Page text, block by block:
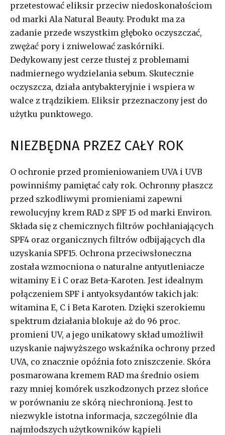
przetestować eliksir przeciw niedoskonałościom
od marki Ala Natural Beauty. Produkt ma za
zadanie przede wszystkim głęboko oczyszczać,
zwężać pory i zniwelować zaskórniki.
Dedykowany jest cerze tłustej z problemami
nadmiernego wydzielania sebum. Skutecznie
oczyszcza, działa antybakteryjnie i wspiera w
walce z trądzikiem. Eliksir przeznaczony jest do
użytku punktowego.
NIEZBĘDNA PRZEZ CAŁY ROK
O ochronie przed promieniowaniem UVA i UVB
powinniśmy pamiętać cały rok. Ochronny płaszcz
przed szkodliwymi promieniami zapewni
rewolucyjny krem RAD z SPF 15 od marki Environ.
Składa się z chemicznych filtrów pochłaniających
SPF4 oraz organicznych filtrów odbijających dla
uzyskania SPF15. Ochrona przeciwsłoneczna
została wzmocniona o naturalne antyutleniacze
witaminy E i C oraz Beta-Karoten. Jest idealnym
połączeniem SPF i antyoksydantów takich jak:
witamina E, C i Beta Karoten. Dzięki szerokiemu
spektrum działania blokuje aż do 96 proc.
promieni UV, a jego unikatowy skład umożliwił
uzyskanie najwyższego wskaźnika ochrony przed
UVA, co znacznie opóźnia foto zniszczenie. Skóra
posmarowana kremem RAD ma średnio osiem
razy mniej komórek uszkodzonych przez słońce
w porównaniu ze skórą niechronioną. Jest to
niezwykle istotna informacja, szczególnie dla
najmłodszych użytkowników kąpieli